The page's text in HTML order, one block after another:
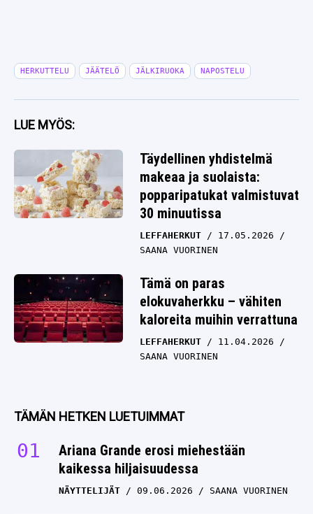
HERKUTTELU JÄÄTELÖ JÄLKIRUOKA NAPOSTELU
LUE MYÖS:
Täydellinen yhdistelmä
makeaa ja suolaista:
popparipatukat valmistuvat
30 minuutissa
LEFFAHERKUT
17.05.2026
SAANA VUORINEN
Tämä on paras
elokuvaherkku – vähiten
kaloreita muihin verrattuna
LEFFAHERKUT
11.04.2026
SAANA VUORINEN
TÄMÄN HETKEN LUETUIMMAT
Ariana Grande erosi miehestään
kaikessa hiljaisuudessa
NÄYTTELIJÄT 09.06.2026 SAANA VUORINEN